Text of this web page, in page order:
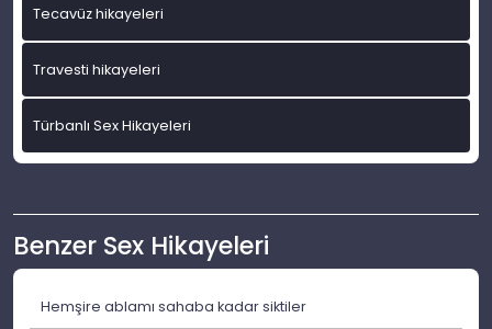
Tecavüz hikayeleri
Travesti hikayeleri
Türbanlı Sex Hikayeleri
Benzer Sex Hikayeleri
Hemşire ablamı sahaba kadar siktiler